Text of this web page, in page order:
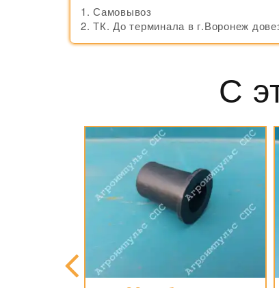
Самовывоз
ТК. До терминала в г.Воронеж
С